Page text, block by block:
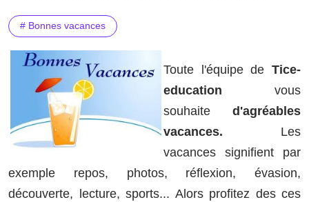
# Bonnes vacances
Toute l'équipe de Tice-
education vous
souhaite d'agréables
vacances. Les
vacances signifient par
exemple repos, photos, réflexion, évasion,
découverte, lecture, sports... Alors profitez des ces